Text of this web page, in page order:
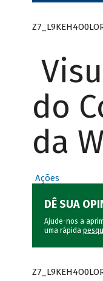
do
da
Ações
DÊ SUA
Ajude-nos a
uma rápida